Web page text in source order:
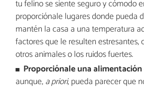
tu felino se siente seguro y cómodo
proporciónale lugares donde pueda
mantén la casa a una temperatura
factores que le resulten estresantes,
otros animales o los ruidos fuertes.
Proporciónale una
aunque,a priori, pueda parecer que